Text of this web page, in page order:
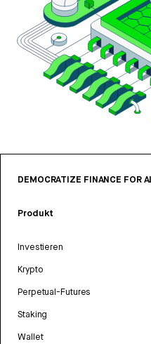
DEMOCRATIZE FINANCE FOR
Produkt
Investieren
Krypto
Perpetual-Futures
Staking
Wallet